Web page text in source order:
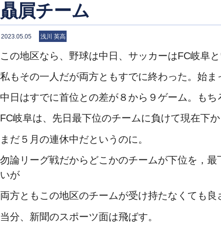
贔屓チーム
2023.05.05 浅川 英高
この地区なら、野球は中日、サッカーはFC岐阜
私もその一人だが両方ともすでに終わった。始ま
中日はすでに首位との差が８から９ゲーム。も
FC岐阜は、先日最下位のチームに負けて現在下
まだ５月の連休中だというのに。
勿論リーグ戦だからどこかのチームが下位を，
いが
両方ともこの地区のチームが受け持たなくても良
当分、新聞のスポーツ面は飛ばす。